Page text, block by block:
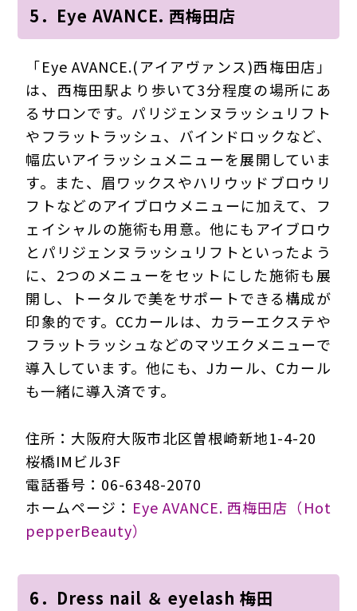
5．Eye AVANCE. 西梅田店
「Eye AVANCE.(アイアヴァンス)西梅田店」
は、西梅田駅より歩いて3分程度の場所にあ
るサロンです。パリジェンヌラッシュリフト
やフラットラッシュ、バインドロックなど、
幅広いアイラッシュメニューを展開していま
す。また、眉ワックスやハリウッドブロウリ
フトなどのアイブロウメニューに加えて、フ
ェイシャルの施術も用意。他にもアイブロウ
とパリジェンヌラッシュリフトといったよう
に、2つのメニューをセットにした施術も展
開し、トータルで美をサポートできる構成が
印象的です。CCカールは、カラーエクステや
フラットラッシュなどのマツエクメニューで
導入しています。他にも、Jカール、Cカール
も一緒に導入済です。
住所：大阪府大阪市北区曽根崎新地1-4-20
桜橋IMビル3F
電話番号：06-6348-2070
ホームページ： Eye AVANCE. 西梅田店（Hot
pepperBeauty）
6．Dress nail ＆ eyelash 梅田